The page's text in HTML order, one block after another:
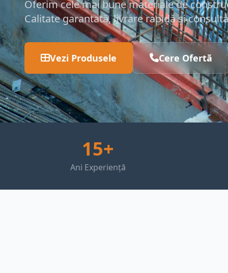
Oferim cele mai bune materiale de
Calitate garantată, livrare rapidă și
Vezi Produsele Cere Ofertă
15+
Ani Experiență